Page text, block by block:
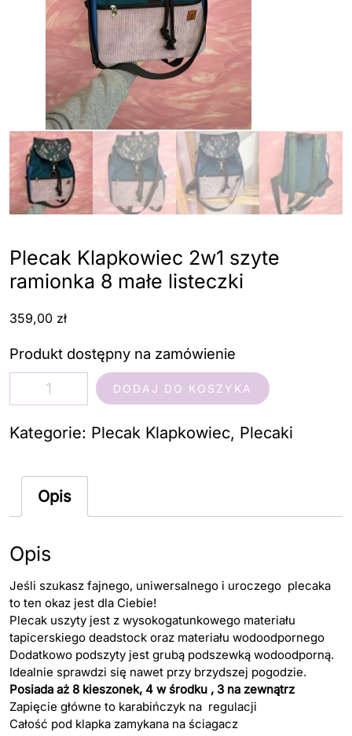
Plecak Klapkowiec 2w1 szyte
ramionka 8 małe listeczki
359,00 zł
Produkt dostępny na zamówienie
Plecak
Klapkowiec
szyte
ramionka
małe
listeczki
DODAJ DO KOSZYKA
Kategorie: Plecak Klapkowiec, Plecaki
Opis
Opis
Jeśli szukasz fajnego, uniwersalnego i uroczego plecaka
to ten okaz jest dla Ciebie!
Plecak uszyty jest z wysokogatunkowego materiału
tapicerskiego deadstock oraz materiału wodoodpornego
Dodatkowo podszyty jest grubą podszewką wodoodporną.
Idealnie sprawdzi się nawet przy brzydszej pogodzie.
Posiada aż 8 kieszonek, 4 w środku , 3 na zewnątrz
Zapięcie główne to karabińczyk na regulacji
Całość pod klapka zamykana na ściagacz